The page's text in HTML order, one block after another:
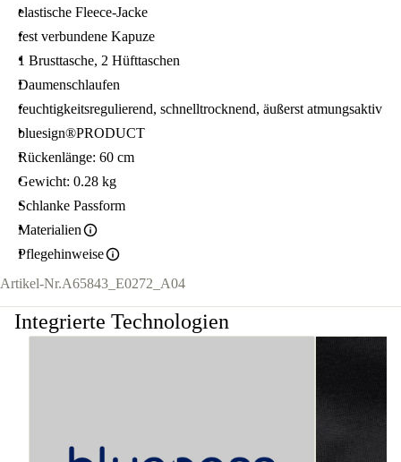
elastische Fleece-Jacke
fest verbundene Kapuze
1 Brusttasche, 2 Hüfttaschen
Daumenschlaufen
feuchtigkeitsregulierend, schnelltrocknend, äußerst atmungsaktiv
bluesign®PRODUCT
Rückenlänge: 60 cm
Gewicht: 0.28 kg
Schlanke Passform
Materialien
Pflegehinweise
Artikel-Nr.A65843_E0272_A04
Integrierte Technologien